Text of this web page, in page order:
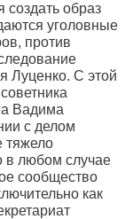
создать образ
уголовные
против
Луценко. С этой
Вадима
с делом
тяжело
в любом случае
сообщество
как